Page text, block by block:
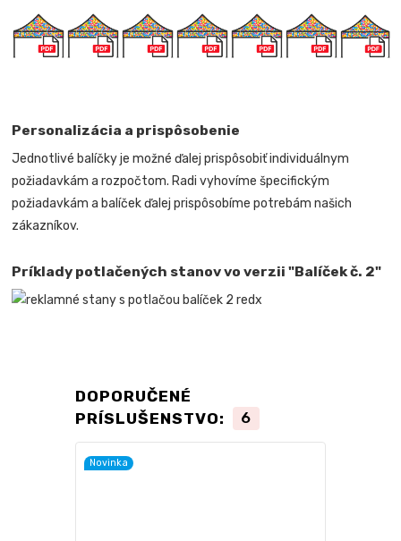
Personalizácia a prispôsobenie
Jednotlivé balíčky je možné ďalej prispôsobiť individuálnym
požiadavkám a rozpočtom. Radi vyhovíme špecifickým
požiadavkám a balíček ďalej prispôsobíme potrebám našich
zákazníkov.
Príklady potlačených stanov vo verzii "Balíček č. 2"
DOPORUČENÉ
PRÍSLUŠENSTVO:
6
Novinka